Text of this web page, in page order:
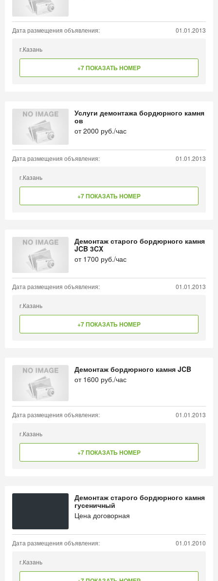
Дата размещения объявления: 01.01.2013
г.Казань
+7 ПОКАЗАТЬ НОМЕР
Услуги демонтажа бордюрного камня
ов
от2000 руб./час
Дата размещения объявления: 01.01.2013
г.Казань
+7 ПОКАЗАТЬ НОМЕР
Демонтаж старого бордюрного камня
JCB 3CX
от 1700 руб./час
Дата размещения объявления: 01.01.2013
г.Казань
+7 ПОКАЗАТЬ НОМЕР
Демонтаж бордюрного камня JCB
от 1600 руб./час
Дата размещения объявления: 01.01.2013
г.Казань
+7 ПОКАЗАТЬ НОМЕР
Демонтаж старого бордюрного камня
гусеничный
Цена договорная
Дата размещения объявления: 01.01.2010
г.Казань